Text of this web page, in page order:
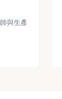
與生產